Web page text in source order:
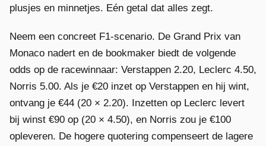
plusjes en minnetjes. Eén getal dat alles zegt.
Neem een concreet F1-scenario. De Grand Prix van
Monaco nadert en de bookmaker biedt de volgende
odds op de racewinnaar: Verstappen 2.20, Leclerc 4.50,
Norris 5.00. Als je €20 inzet op Verstappen en hij wint,
ontvang je €44 (20 × 2.20). Inzetten op Leclerc levert
bij winst €90 op (20 × 4.50), en Norris zou je €100
opleveren. De hogere quotering compenseert de lagere